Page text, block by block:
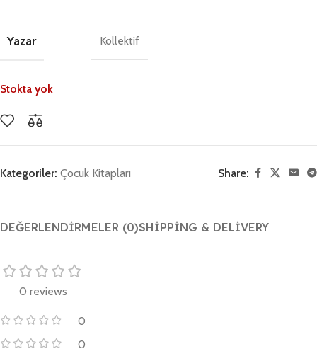
Yazar Kollektif
Stokta yok
Kategoriler: Çocuk Kitapları Share:
DEĞERLENDIRMELER (0)SHIPPING & DELIVERY
0 reviews
0
0